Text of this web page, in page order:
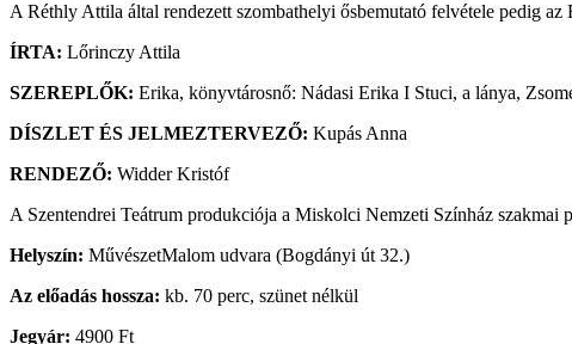
A Réthly Attila által rendezett szombathelyi ősbemutató felvétele pedig
ÍRTA: Lőrinczy Attila
SZEREPLŐK: Erika, könyvtárosnő: Nádasi Erika I Stuci, a lánya,
DÍSZLET ÉS JELMEZTERVEZŐ: Kupás Anna
RENDEZŐ: Widder Kristóf
A Szentendrei Teátrum produkciója a Miskolci Nemzeti Színház szakmai
Helyszín: MűvészetMalom udvara (Bogdányi út 32.)
Az előadás hossza: kb. 70 perc, szünet nélkül
Jegyár: 4900 Ft